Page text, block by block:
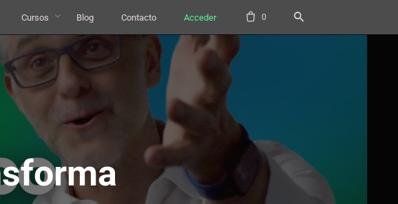
Cursos Blog Contacto Acceder 0